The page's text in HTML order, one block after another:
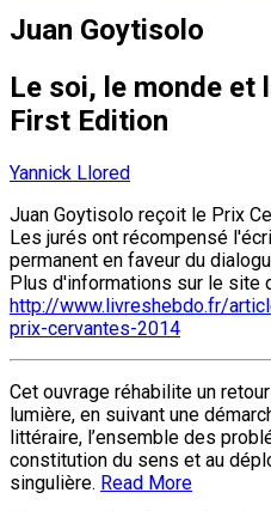
Juan Goytisolo
Le soi, le monde
First Edition
Yannick Llored
Juan Goytisolo reçoit le Prix
Les jurés ont récompensé
permanent en faveur du
Plus d'informations sur le site
http://www.livreshebdo.fr/
prix-cervantes-2014
Cet ouvrage réhabilite un
lumière, en suivant une
littéraire, l’ensemble des
constitution du sens et au
singulière. Read More